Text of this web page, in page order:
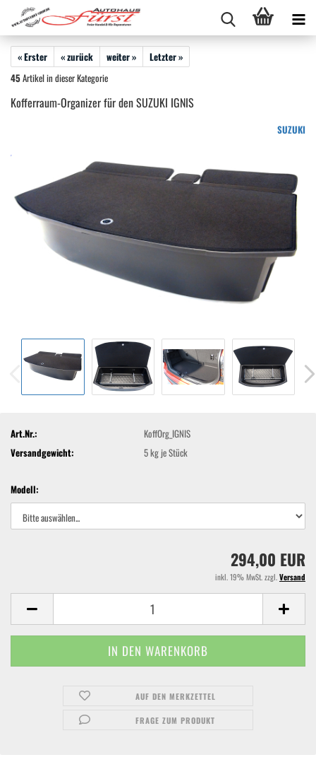
« Erster « zurück weiter »
Letzter »
45Artikel in dieser Kategorie
Kofferraum-Organizer für den SUZUKI IGNIS
SUZUKI
Art.Nr.:
KoffOrg_IGNIS
Versandgewicht:
5kg je Stück
Modell:
294,00 EUR
inkl. 19% MwSt. zzgl.Versand
AUF DEN MERKZETTEL
FRAGE ZUM PRODUKT